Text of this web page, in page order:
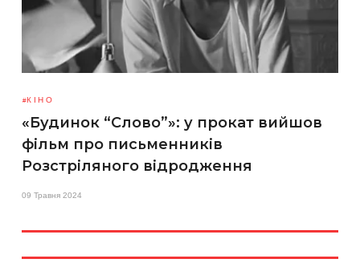
КІНО
«Будинок “Слово”»: у прокат вийшов
фільм про письменників
Розстріляного відродження
09 Травня 2024